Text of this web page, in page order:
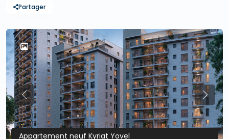
Partager
Appartement neuf Kyriat Yovel
Previous